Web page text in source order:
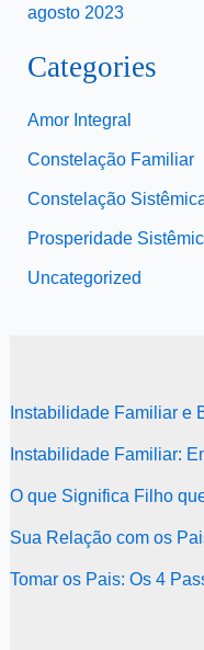
agosto 2023
Categories
Amor Integral
Constelação Familiar
Constelação
Prosperidade
Uncategorized
Instabilidade Familiar e
Instabilidade Familiar:
O que Significa Filho
Sua Relação com os
Tomar os Pais: Os 4